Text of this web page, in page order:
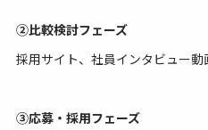
②比較検討フェーズ
採用サイト、社員インタビュー
③応募・採用フェーズ